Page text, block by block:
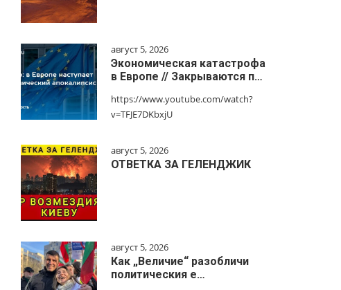
август 5, 2026
Экономическая катастрофа
в Европе // Закрываются п…
https://www.youtube.com/watch?
v=TFJE7DKbxjU
август 5, 2026
ОТВЕТКА ЗА ГЕЛЕНДЖИК
август 5, 2026
Как „Величие“ разобличи
политическия е…